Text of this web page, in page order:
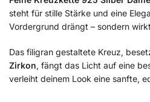
steht für stille Stärke und eine
Vordergrund drängt – sondern
Das filigran gestaltete Kreuz,
Zirkon, fängt das Licht auf eine
verleiht deinem Look eine sanfte,